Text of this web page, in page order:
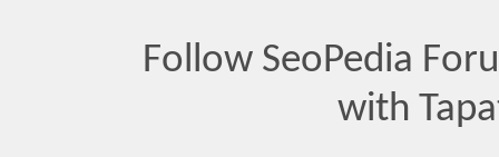
Follow SeoPedia
with